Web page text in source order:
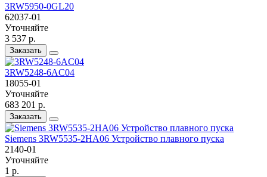
3RW5950-0GL20
62037-01
Уточняйте
3 537 р.
Заказать
3RW5248-6AC04
18055-01
Уточняйте
683 201 р.
Заказать
Siemens 3RW5535-2HA06 Устройство плавного пуска
2140-01
Уточняйте
1 р.